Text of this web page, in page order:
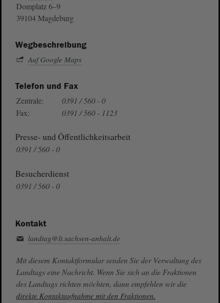
Domplatz 6–9
39104 Magdeburg
Wegbeschreibung
Auf Google Maps
Telefon und Fax
Zentrale:
0391 / 560 - 0
Fax:
0391 / 560 - 1123
Presse- und Öffentlichkeitsarbeit
0391 / 560 - 0
Besucherdienst
0391 / 560 - 0
Kontakt
landtag@lt.sachsen-anhalt.de
Mit diesem Kontaktformular senden Sie der Verwaltung des
Landtags eine Nachricht. Wenn Sie sich an die Fraktionen
des Landtags richten möchten, dann empfehlen wir die
direkte Kontaktaufnahme mit den Fraktionen.